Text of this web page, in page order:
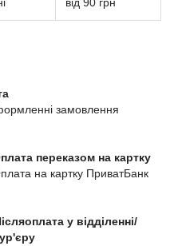
від 90 грн
замовлення
переказом на картку
на картку ПриватБанк
у відділенні/